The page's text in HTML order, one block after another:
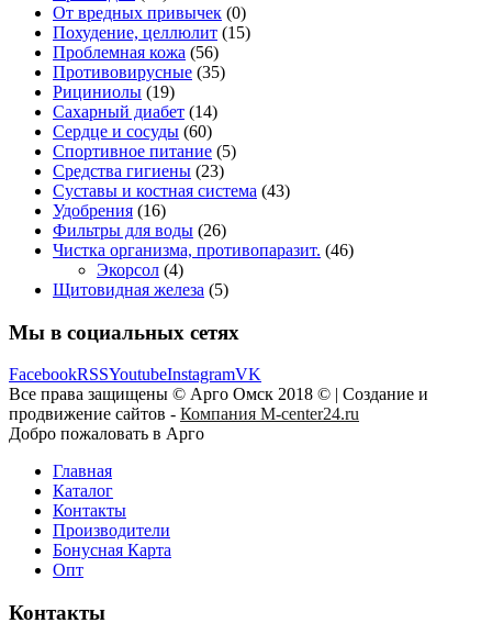
От вредных привычек (0)
Похудение, целлюлит (15)
Проблемная кожа (56)
Противовирусные (35)
Рициниолы (19)
Сахарный диабет (14)
Сердце и сосуды (60)
Спортивное питание (5)
Средства гигиены (23)
Суставы и костная система (43)
Удобрения (16)
Фильтры для воды (26)
Чистка организма, противопаразит. (46)
Экорсол (4)
Щитовидная железа (5)
Мы в социальных сетях
FacebookRSSYoutubeInstagramVK
Все права защищены © Арго Омск 2018 © | Создание и
продвижение сайтов - Компания M-center24.ru
Добро пожаловать в Арго
Главная
Каталог
Контакты
Производители
Бонусная Карта
Опт
Контакты